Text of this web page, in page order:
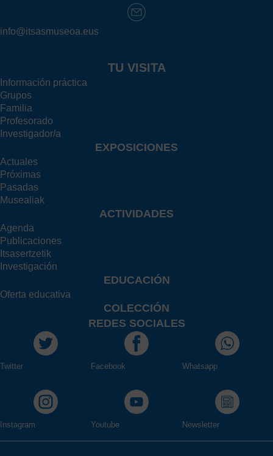
info@itsasmuseoa.eus
TU VISITA
Información práctica
Grupos
Familia
Profesorado
Investigador/a
EXPOSICIONES
Actuales
Próximas
Pasadas
Musealiak
ACTIVIDADES
Agenda
Publicaciones
Itsasertzetik
Investigación
EDUCACIÓN
Oferta educativa
COLECCIÓN
REDES SOCIALES
Twitter Facebook Whatsapp
Instagram Youtube Newsletter